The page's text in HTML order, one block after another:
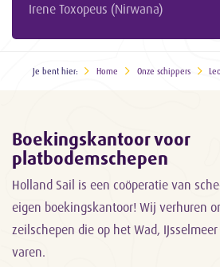
Irene Toxopeus (Nirwana)
Je bent hier: Home Onze schippers
Boekingskantoor voor
platbodemschepen
Holland Sail is een coöperatie van
eigen boekingskantoor! Wij verhuren
zeilschepen die op het Wad,
varen.